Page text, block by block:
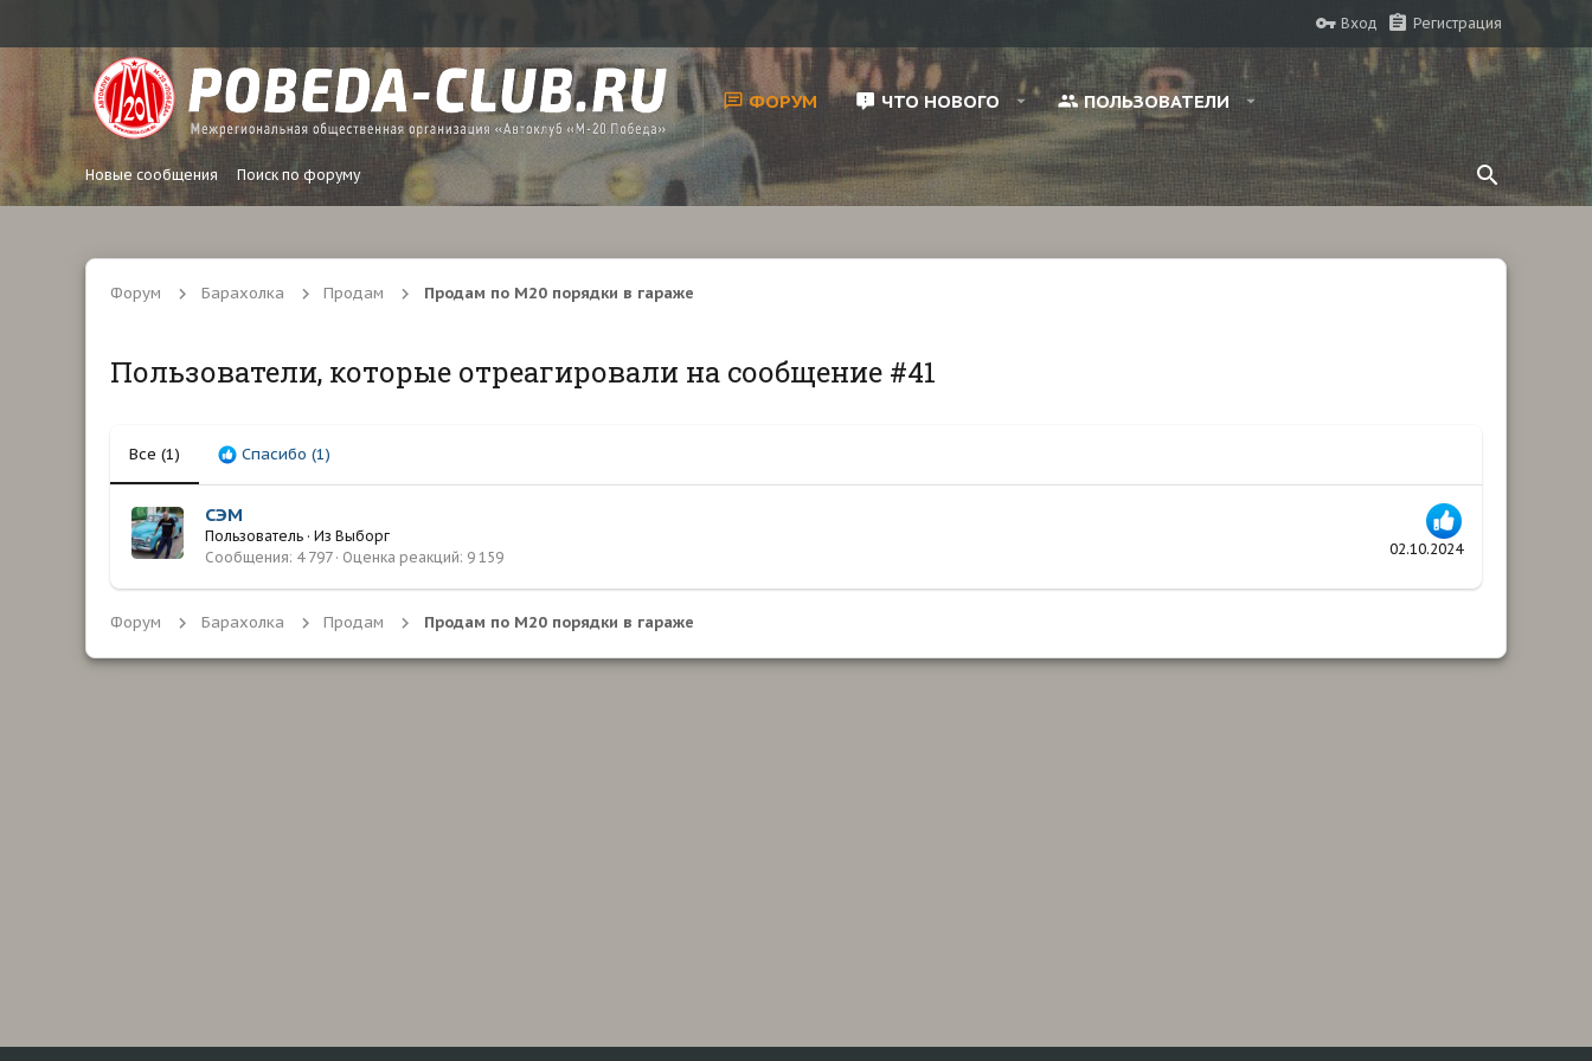
Вход Регистрация
ФОРУМ ЧТО НОВОГО ПОЛЬЗОВАТЕЛИ
Новые сообщения Поиск по форуму
Форум Барахолка Продам Продам по М20 порядки в гараже
Пользователи, которые отреагировали на сообщение #41
Все (1) Спасибо (1)
02.10.2024
СЭМ
Пользователь · Из Выборг
Сообщения 4 797 Оценка реакций 9 159
Форум Барахолка Продам Продам по М20 порядки в гараже